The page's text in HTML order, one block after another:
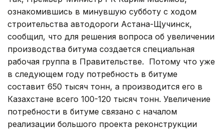
ознакомившись в минувшую субботу с ходом
строительства автодороги Астана-Щучинск,
сообщил, что для решения вопроса об увеличении
производства битума создается специальная
рабочая группа в Правительстве. Потому что уже
в следующем году потребность в битуме
составит 650 тысяч тонн, а производится его в
Казахстане всего 100-120 тысяч тонн. Увеличение
потребности в битуме связано с началом
реализации большого проекта реконструкции